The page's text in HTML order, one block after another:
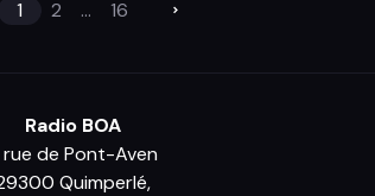
1 2 ... 16
Radio BOA
rue de Pont-Aven
Quimperlé,